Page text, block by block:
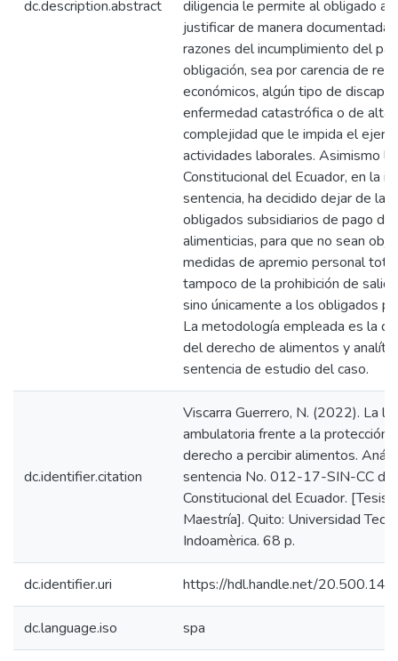
dc.description.abstract
diligencia le permite al obligado
justificar de manera documentada
razones del incumplimiento del
obligación, sea por carencia de
económicos, algún tipo de
enfermedad catastrófica o de alta
complejidad que le impida el
actividades laborales. Asimismo
Constitucional del Ecuador, en la
sentencia, ha decidido dejar de
obligados subsidiarios de pago de
alimenticias, para que no sean
medidas de apremio personal
tampoco de la prohibición de
sino únicamente a los obligados
La metodología empleada es la
del derecho de alimentos y
sentencia de estudio del caso.
dc.identifier.citation
Viscarra Guerrero, N. (2022). La
ambulatoria frente a la protección
derecho a percibir alimentos.
sentencia No. 012-17-SIN-CC de
Constitucional del Ecuador. [Tesis
Maestría]. Quito: Universidad
Indoamèrica. 68 p.
dc.identifier.uri https://hdl.handle.net/
dc.language.iso spa